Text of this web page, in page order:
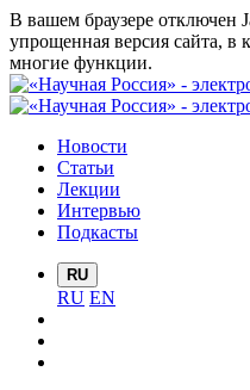
В вашем браузере отключен
упрощенная версия сайта, в
многие функции.
Новости
Статьи
Лекции
Интервью
Подкасты
RU
RU EN